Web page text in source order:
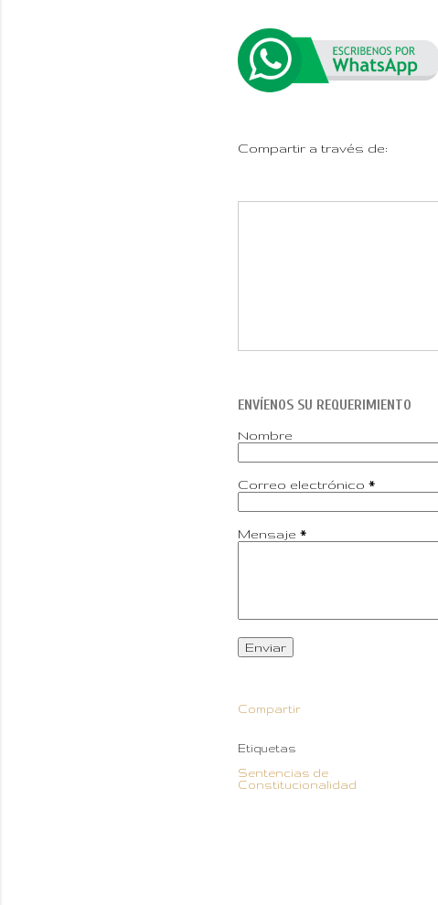
Compartir a través de:
ENVÍENOS SU REQUERIMIENTO
Nombre
Correo electrónico *
Mensaje *
Compartir
Etiquetas
Sentencias de
Constitucionalidad